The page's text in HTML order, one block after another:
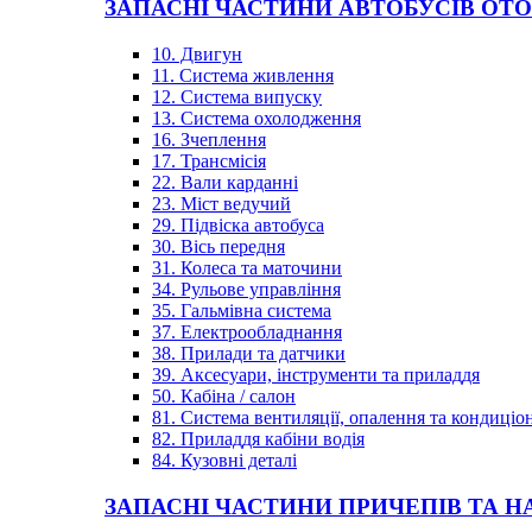
ЗАПАСНІ ЧАСТИНИ АВТОБУСІВ
10. Двигун
11. Система живлення
12. Система випуску
13. Система охолодження
16. Зчеплення
17. Трансмісія
22. Вали карданні
23. Міст ведучий
29. Підвіска автобуса
30. Вісь передня
31. Колеса та маточини
34. Рульове управління
35. Гальмівна система
37. Електрообладнання
38. Прилади та датчики
39. Аксесуари, інструменти та приладдя
50. Кабіна / салон
81. Система вентиляції, опалення та
82. Приладдя кабіни водія
84. Кузовні деталі
ЗАПАСНІ ЧАСТИНИ ПРИЧЕПІВ ТА